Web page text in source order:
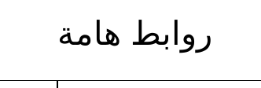
روابط هامة